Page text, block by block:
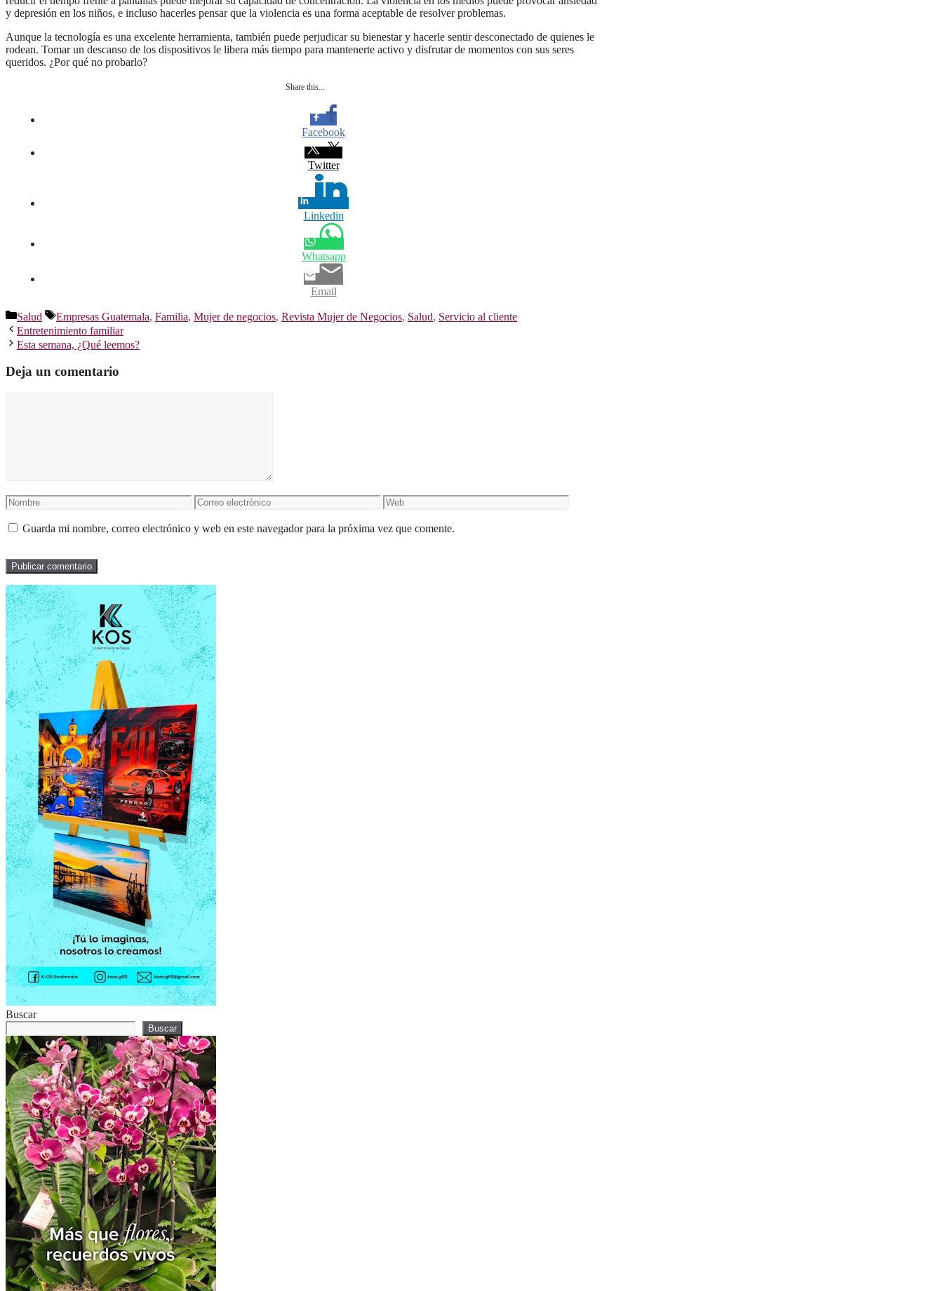
y depresión en los niños, e incluso hacerles pensar que la violencia es una forma aceptable de resolver problemas.
Aunque la tecnología es una excelente herramienta, también puede perjudicar su bienestar y hacerle sentir desconectado de quienes le
rodean. Tomar un descanso de los dispositivos le libera más tiempo para mantenerte activo y disfrutar de momentos con sus seres
queridos. ¿Por qué no probarlo?
Share this...
Facebook
Twitter
Linkedin
Whatsapp
Email
Categorías
Salud Etiquetas
Empresas Guatemala, Familia, Mujer de negocios, Revista Mujer de Negocios, Salud, Servicio al cliente
Entretenimiento familiar
Esta semana, ¿Qué leemos?
Deja un comentario
Nombre
Correo
electrónico
Web
Guarda mi nombre, correo electrónico y web en este navegador para la próxima vez que comente.
Buscar
Buscar